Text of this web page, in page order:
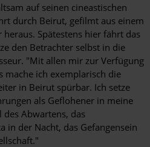
auf seinen cineastischen
durch Beirut, gefilmt aus einem
Spätestens hier fährt das
den Betrachter selbst in die
"Mit allen mir zur Verfügung
mache ich exemplarisch die
in Beirut spürbar. Ich setze
als Geflohener in meine
des Abwartens, das
in der Nacht, das Gefangensein